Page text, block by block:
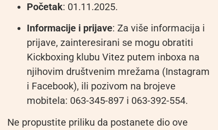
Početak: 01.11.2025.
Informacije i prijave: Za više informacija i
prijave, zainteresirani se mogu obratiti
Kickboxing klubu Vitez putem inboxa na
njihovim društvenim mrežama (Instagram
i Facebook), ili pozivom na brojeve
mobitela: 063-345-897 i 063-392-554.
Ne propustite priliku da postanete dio ove